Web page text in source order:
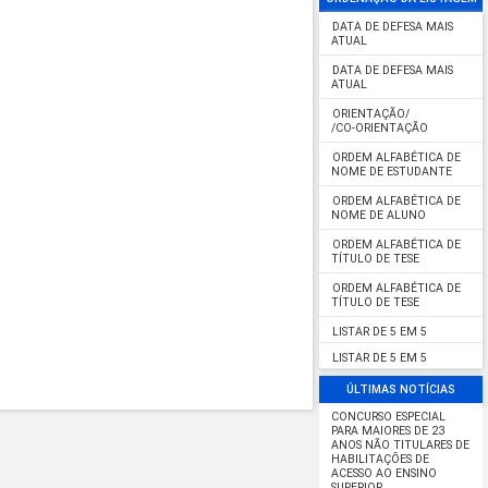
DATA DE DEFESA MAIS
ATUAL
DATA DE DEFESA MAIS
ATUAL
ORIENTAÇÃO/
/CO-ORIENTAÇÃO
ORDEM ALFABÉTICA DE
NOME DE ESTUDANTE
ORDEM ALFABÉTICA DE
NOME DE ALUNO
ORDEM ALFABÉTICA DE
TÍTULO DE TESE
ORDEM ALFABÉTICA DE
TÍTULO DE TESE
LISTAR DE 5 EM 5
LISTAR DE 5 EM 5
ÚLTIMAS NOTÍCIAS
CONCURSO ESPECIAL
PARA MAIORES DE 23
ANOS NÃO TITULARES DE
HABILITAÇÕES DE
ACESSO AO ENSINO